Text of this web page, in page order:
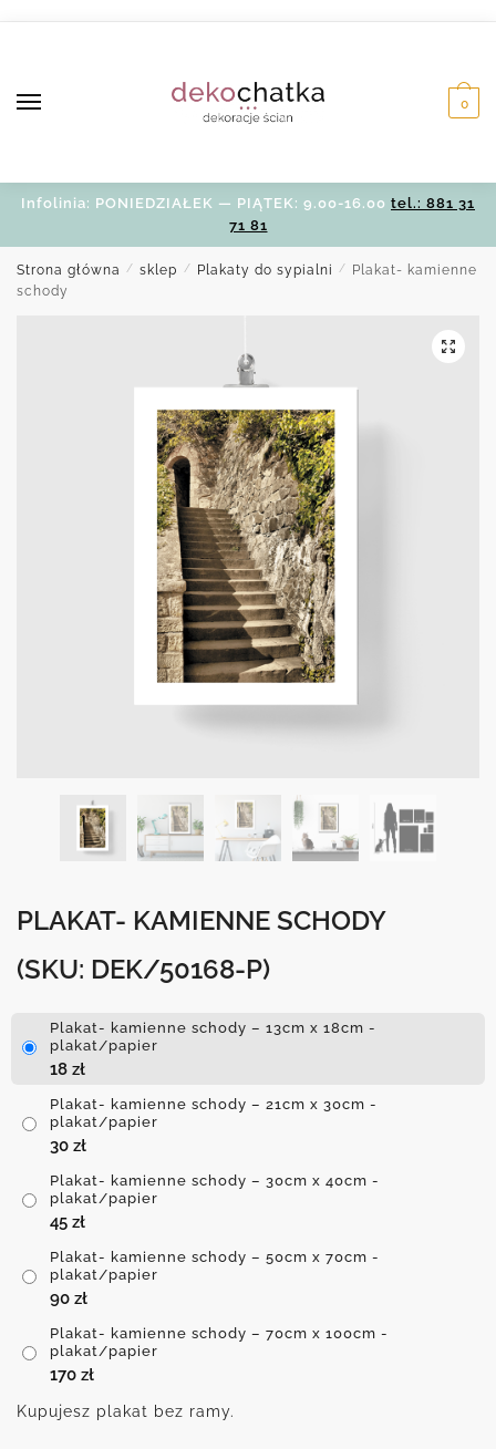
0
Infolinia: PONIEDZIAŁEK — PIĄTEK: 9.00-16.00 tel.: 881 31
71 81
Strona główna / sklep / Plakaty do sypialni /
Plakat- kamienne
schody
PLAKAT- KAMIENNE SCHODY
(SKU: DEK/50168-P)
Plakat- kamienne schody – 13cm x 18cm -
plakat/papier
18 zł
Plakat- kamienne schody – 21cm x 30cm -
plakat/papier
30 zł
Plakat- kamienne schody – 30cm x 40cm -
plakat/papier
45 zł
Plakat- kamienne schody – 50cm x 70cm -
plakat/papier
90 zł
Plakat- kamienne schody – 70cm x 100cm -
plakat/papier
170 zł
Kupujesz plakat bez ramy.